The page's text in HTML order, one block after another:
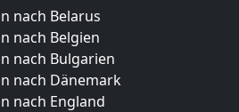
nach Belarus
nach Belgien
nach Bulgarien
nach Dänemark
nach England